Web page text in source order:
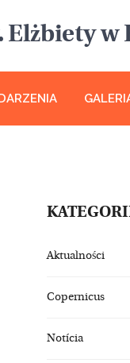
Elżbiety
Aktualności
Copernicus
Notícia